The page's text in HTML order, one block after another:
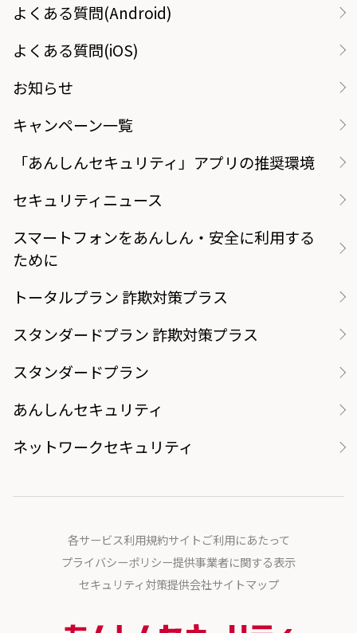
よくある質問(Android)
よくある質問(iOS)
お知らせ
キャンペーン一覧
「あんしんセキュリティ」アプリの推奨環境
セキュリティニュース
スマートフォンをあんしん・安全に利用する
ために
トータルプラン 詐欺対策プラス
スタンダードプラン 詐欺対策プラス
スタンダードプラン
あんしんセキュリティ
ネットワークセキュリティ
各サービス利用規約サイトご利用にあたって
プライバシーポリシー提供事業者に関する表示
セキュリティ対策提供会社サイトマップ